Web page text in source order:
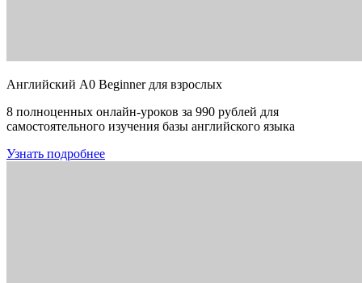
Английский A0 Beginner для взрослых
8 полноценных онлайн-уроков за 990 рублей для
самостоятельного изучения базы английского языка
Узнать подробнее